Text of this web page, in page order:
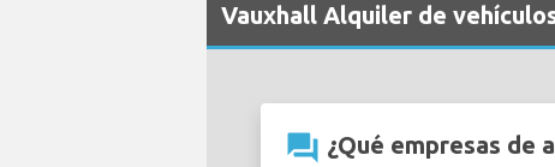
Vauxhall Alquiler de
question_answer ¿Qué empresas de